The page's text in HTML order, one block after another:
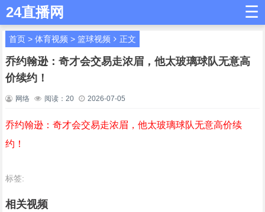
24直播网 ☰
首页> 体育视频 > 篮球视频 正文
乔约翰逊：奇才会交易走浓眉，他太玻璃球队无意高
价续约！
网络 阅读： 20 2026-07-05
乔约翰逊：奇才会交易走浓眉，他太玻璃球队无意高价续
约！
标签:
相关视频